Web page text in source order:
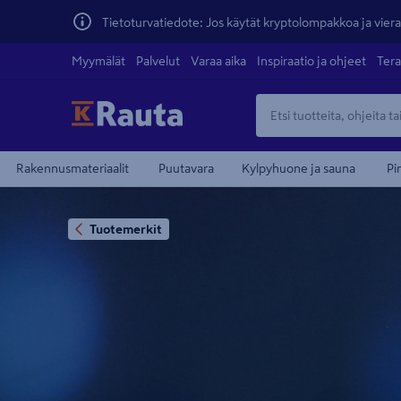
Tietoturvatiedote: Jos käytät kryptolompakkoa ja
Myymälät Palvelut Varaa aika Inspiraatio ja ohjeet
Rakennusmateriaalit Puutavara Kylpyhuone ja sauna
Tuotemerkit